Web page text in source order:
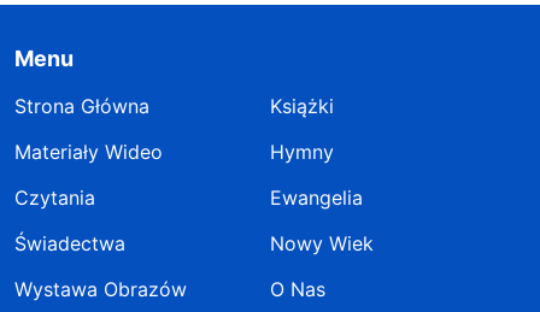
Menu
Strona Główna
Książki
Materiały Wideo
Hymny
Czytania
Ewangelia
Świadectwa
Nowy Wiek
Wystawa Obrazów
O Nas